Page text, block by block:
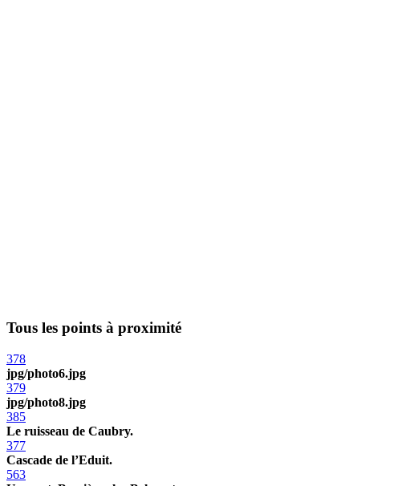
Tous les points à proximité
378
jpg/photo6.jpg
379
jpg/photo8.jpg
385
Le ruisseau de Caubry.
377
Cascade de l’Eduit.
563